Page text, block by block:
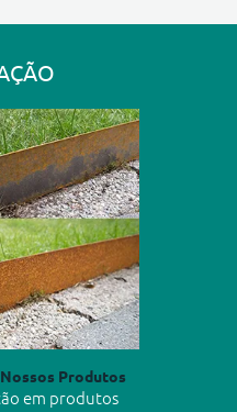
Produtos
em produtos